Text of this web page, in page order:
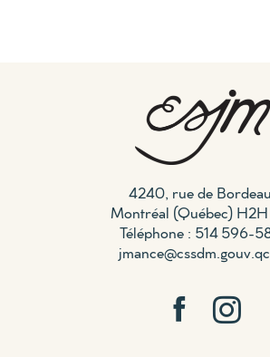
4240, rue de
Montréal (Québec)
Téléphone : 514 596-